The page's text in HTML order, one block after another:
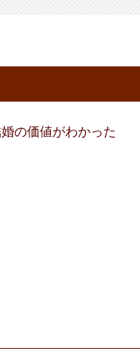
の価値がわかった